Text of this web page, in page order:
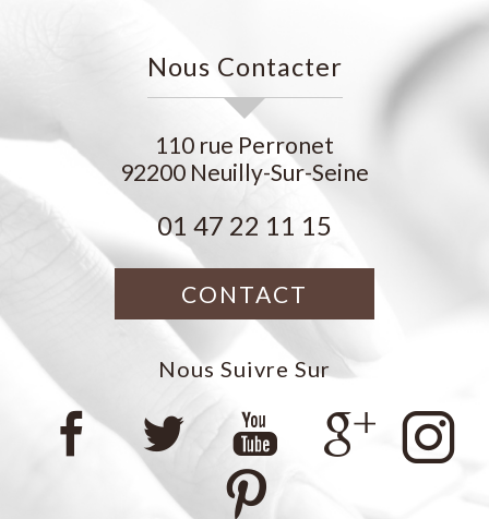
Nous Contacter
110 rue Perronet
92200 Neuilly-Sur-Seine
01 47 22 11 15
CONTACT
Nous Suivre Sur